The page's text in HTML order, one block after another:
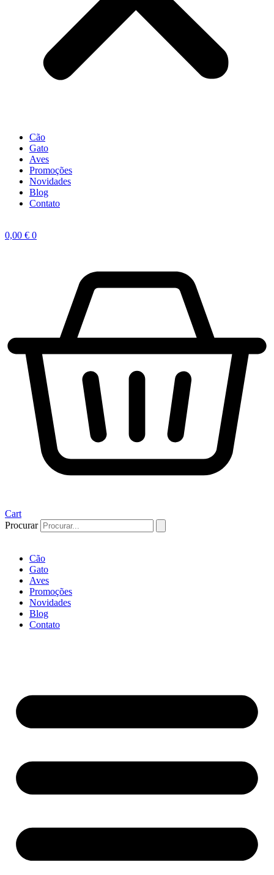
Cão
Gato
Aves
Promoções
Novidades
Blog
Contato
0,00 € 0
Cart
Procurar
Cão
Gato
Aves
Promoções
Novidades
Blog
Contato